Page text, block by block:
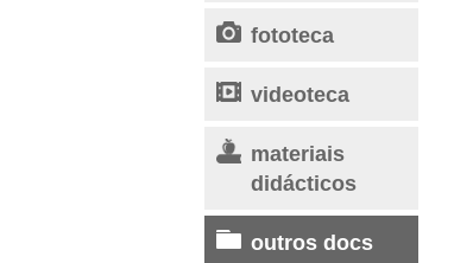
fototeca
videoteca
materiais
didácticos
outros docs